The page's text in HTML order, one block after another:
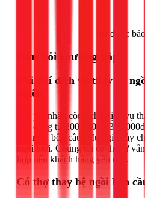
để được
Câu hỏi thường gặp
Chi phí dịch vụ thay bệ
nhiêu?
Chi phí nhân công cho dịch vụ
dao động từ 200.000đ -
của mẫu bồn cầu. Mức giá này
ngồi mới. Chúng tôi có thể tư
hợp nếu khách hàng yêu cầu.
Có thợ thay bệ ngồi bồn